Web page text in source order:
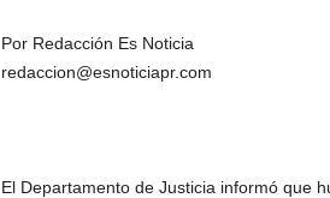
Por Redacción Es Noticia
redaccion@esnoticiapr.com
El Departamento de Justicia informó que